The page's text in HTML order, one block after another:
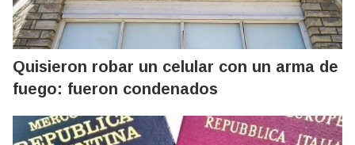
Quisieron robar un celular con un arma de
fuego: fueron condenados